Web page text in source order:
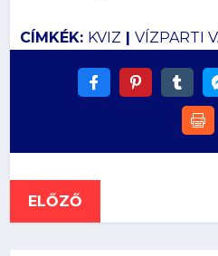
CÍMKÉK: KVIZ | VÍZPARTI
ELŐZŐ